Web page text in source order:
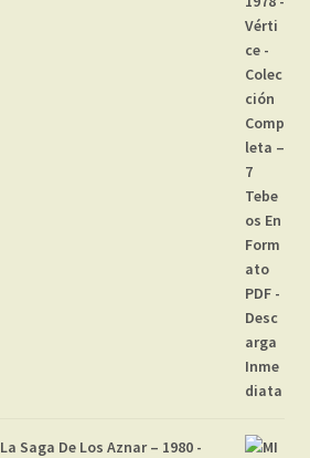
La Saga De Los Aznar – 1980 -